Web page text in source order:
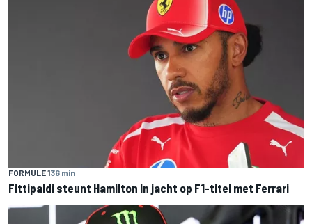
FORMULE 136 min
Fittipaldi steunt Hamilton in jacht op F1-titel met Ferrari